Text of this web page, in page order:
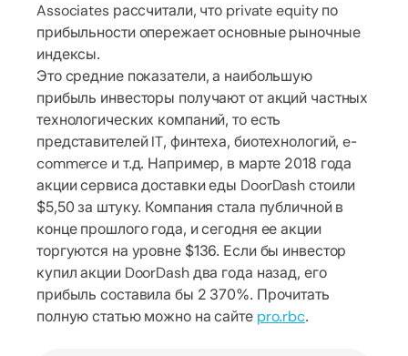
Associates рассчитали, что private equity по
прибыльности опережает основные рыночные
индексы.
Это средние показатели, а наибольшую
прибыль инвесторы получают от акций частных
технологических компаний, то есть
представителей IT, финтеха, биотехнологий, e-
commerce и т.д. Например, в марте 2018 года
акции сервиса доставки еды DoorDash стоили
$5,50 за штуку. Компания стала публичной в
конце прошлого года, и сегодня ее акции
торгуются на уровне $136. Если бы инвестор
купил акции DoorDash два года назад, его
прибыль составила бы 2 370%. Прочитать
полную статью можно на сайте pro.rbc.